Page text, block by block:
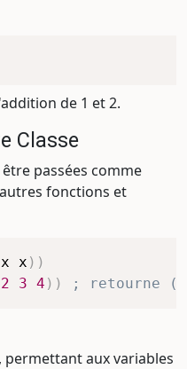
de 1 et 2.
Classe
passées comme
fonctions et
x x ) )
2 3 4 ) ) ; retourne
aux variables